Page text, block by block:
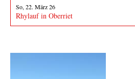
So, 22. März 26
Rhylauf in Oberriet
Fotos senden!